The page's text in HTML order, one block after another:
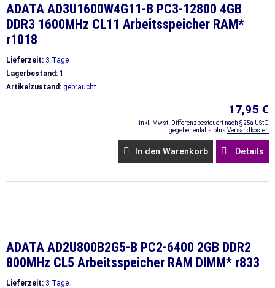
ADATA AD3U1600W4G11-B PC3-12800 4GB
DDR3 1600MHz CL11 Arbeitsspeicher RAM*
r1018
Lieferzeit: 3 Tage
Lagerbestand: 1
Artikelzustand: gebraucht
17,95 €
inkl. Mwst. Differenzbesteuert nach §25a UStG
gegebenenfalls plus Versandkosten
In den Warenkorb Details
ADATA AD2U800B2G5-B PC2-6400 2GB DDR2
800MHz CL5 Arbeitsspeicher RAM DIMM* r833
Lieferzeit: 3 Tage